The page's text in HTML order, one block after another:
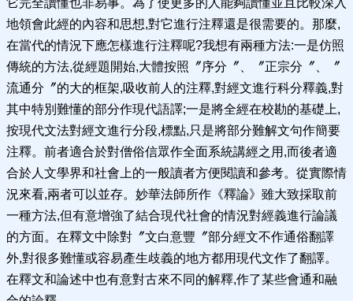
地領會此經的內容和思想,對它進行注釋還是很需要的。那麼,
在當代的情況下應怎樣進行注釋呢?我想有兩種方法:一是仿照
傳統的方法,從經題開始,大體按照〞序分〞、〞正宗分〞、〞
流通分〞的大的框架,吸收前人的注釋,對經文進行科分釋義,對
其中特別難懂的部分作現代語譯;一是將全經在校勘的基礎上,
按現代文法對經文進行分段,標點,只是將部分難解文句作簡要
注釋。前者適合於對僧俗信眾作全面系統講經之用,而後者適
合於人文學界和社會上的一般讀者方便閱讀和參考。從實際情
況來看,兩者可以並存。妙華法師所作《釋論》雖大致採取前
一種方法,但有意增強了結合現代社會的情況對經義進行論議
的方面。在釋文中除對〞文白意豐〞部分經文不作通俗翻譯
外,對很多難懂或容易產生歧義的地方都用現代文作了翻譯。
在釋文和論述中也有意對古來不同的解釋,作了某些會通和融